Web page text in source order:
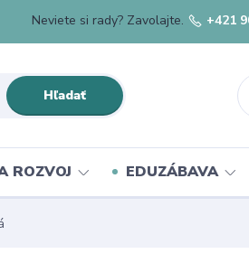
Hľadať
Neviete si rady? Zavolajte. +421
ROZVOJ EDUZÁBAVA